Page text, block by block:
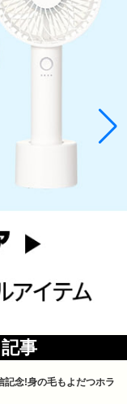
事
念!身の毛もよだつホラ